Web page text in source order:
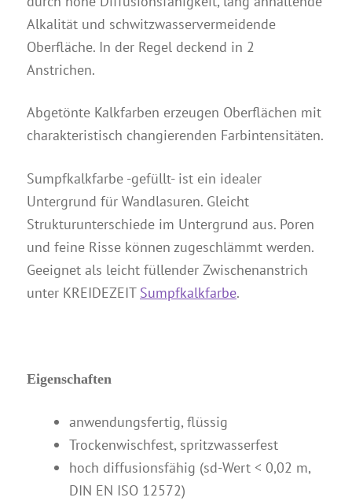
Alkalität und schwitzwasservermeidende
Oberfläche. In der Regel deckend in 2
Anstrichen.
Abgetönte Kalkfarben erzeugen Oberflächen mit
charakteristisch changierenden Farbintensitäten.
Sumpfkalkfarbe -gefüllt- ist ein idealer
Untergrund für Wandlasuren. Gleicht
Strukturunterschiede im Untergrund aus. Poren
und feine Risse können zugeschlämmt werden.
Geeignet als leicht füllender Zwischenanstrich
unter KREIDEZEIT Sumpfkalkfarbe.
Eigenschaften
anwendungsfertig, flüssig
Trockenwischfest, spritzwasserfest
hoch diffusionsfähig (sd-Wert < 0,02 m,
DIN EN ISO 12572)